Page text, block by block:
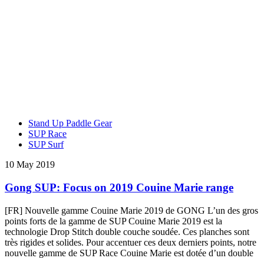
Stand Up Paddle Gear
SUP Race
SUP Surf
10 May 2019
Gong SUP: Focus on 2019 Couine Marie range
[FR] Nouvelle gamme Couine Marie 2019 de GONG L’un des gros
points forts de la gamme de SUP Couine Marie 2019 est la
technologie Drop Stitch double couche soudée. Ces planches sont
très rigides et solides. Pour accentuer ces deux derniers points, notre
nouvelle gamme de SUP Race Couine Marie est dotée d’un double